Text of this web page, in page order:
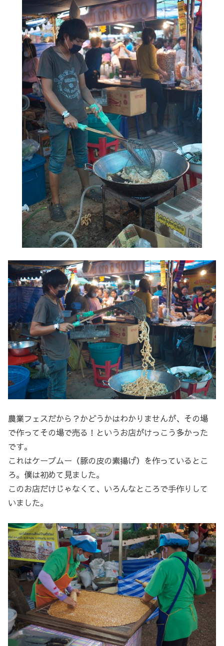
農業フェスだから？かどうかはわかりませんが、その場
で作ってその場で売る！というお店がけっこう多かった
です。
これはケープムー（豚の皮の素揚げ）を作っているとこ
ろ。僕は初めて見ました。
このお店だけじゃなくて、いろんなところで手作りして
いました。